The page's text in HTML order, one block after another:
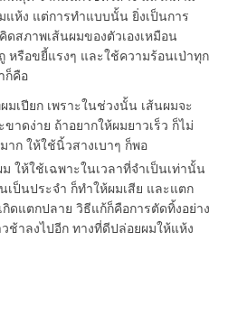
แห้ง แต่การทำแบบนั้น ยิ่งเป็นการ
ดสภาพเส้นผมของตัวเองเหมือน
หรือขยี้แรงๆ และใช้ความร้อนเป่าทุก
ก็คือ
เปียก เพราะในช่วงนั้น เส้นผมจะ
าดง่าย ถ้าอยากให้ผมยาวเร็ว ก็ไม่
ก ให้ใช้นิ้วสางเบาๆ ก็พอ
ให้ใช้เฉพาะในเวลาที่จำเป็นเท่านั้น
เป็นประจำ ก็ทำให้ผมเสีย และแตก
ดแตกปลาย วิธีแก้ก็คือการตัดทิ้งอย่าง
ช้าลงไปอีก ทางที่ดีปล่อยผมให้แห้ง